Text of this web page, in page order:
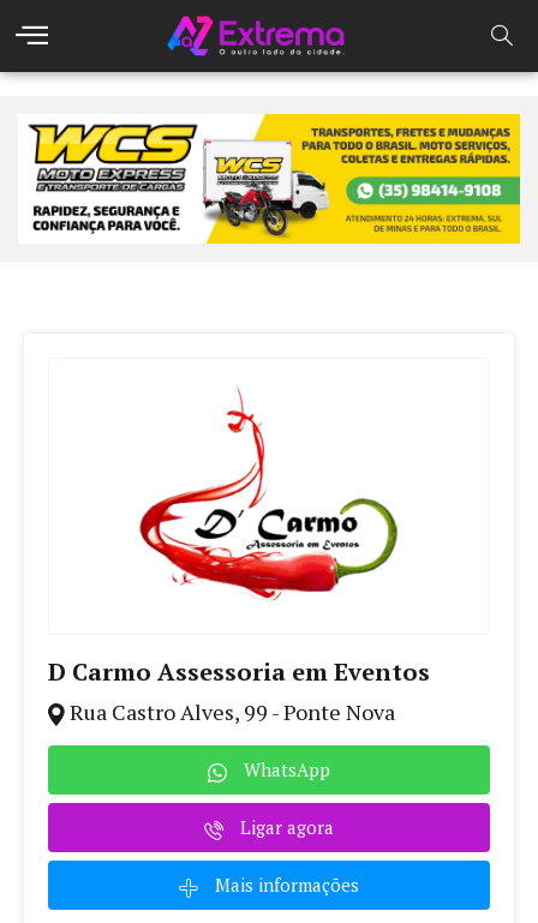
D Carmo Assessoria em Eventos
Rua Castro Alves, 99 - Ponte Nova
WhatsApp
Ligar agora
Mais informações